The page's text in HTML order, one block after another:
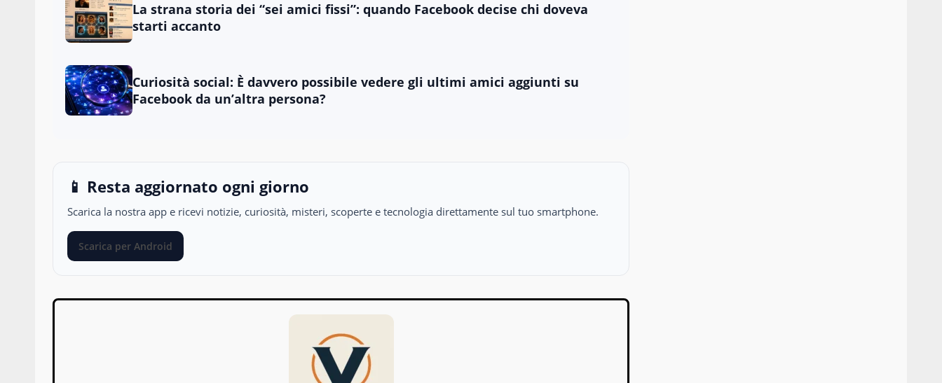
La strana storia dei “sei amici fissi”: quando Facebook decise chi doveva
starti accanto
Curiosità social: È davvero possibile vedere gli ultimi amici aggiunti su
Facebook da un’altra persona?
📱 Resta aggiornato ogni giorno
Scarica la nostra app e ricevi notizie, curiosità, misteri, scoperte e tecnologia direttamente sul tuo smartphone.
Scarica per Android